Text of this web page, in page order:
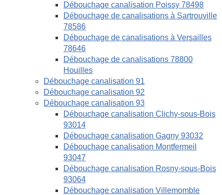
Débouchage canalisation Poissy 78498
Débouchage de canalisations à Sartrouville
78586
Débouchage de canalisations à Versailles
78646
Débouchage de canalisations 78800
Houilles
Débouchage canalisation 91
Débouchage canalisation 92
Débouchage canalisation 93
Débouchage canalisation Clichy-sous-Bois
93014
Débouchage canalisation Gagny 93032
Débouchage canalisation Montfermeil
93047
Débouchage canalisation Rosny-sous-Bois
93064
Débouchage canalisation Villemomble